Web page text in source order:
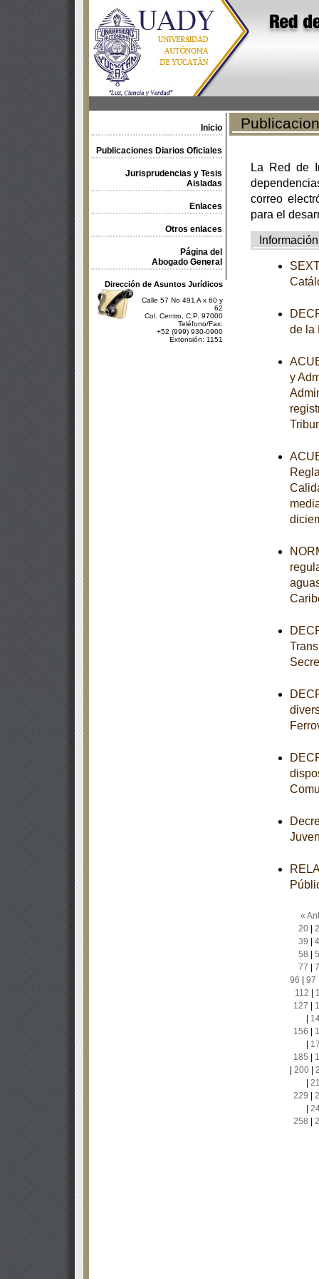
Inicio
Publicaciones Diarios Oficiales
Jurisprudencias y Tesis
Aisladas
Enlaces
Otros enlaces
Página del
Abogado General
Dirección de Asuntos Jurídicos
Calle 57 No 491 A x 60 y
62
Col. Centro, C.P. 97000
Teléfono/Fax:
+52 (999) 930-0900
Extensión: 1151
La Red de
correo
para el
Información
de la
y
«
20|
39
58
77
96
97
112
127
156
185
200|
229
258